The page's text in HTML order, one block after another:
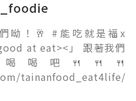
呦！🥂 #能吃就是福x
at eat><」 跟著我們
喝吧🍴🍴🍴
tainanfood_eat4life/